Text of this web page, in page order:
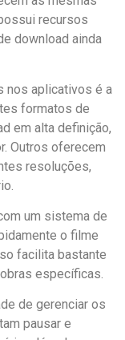
recursos
download ainda
nos aplicativos é a
formatos de
em alta definição,
Outros oferecem
resoluções,
um sistema de
o filme
facilita bastante
específicas.
de gerenciar os
pausar e